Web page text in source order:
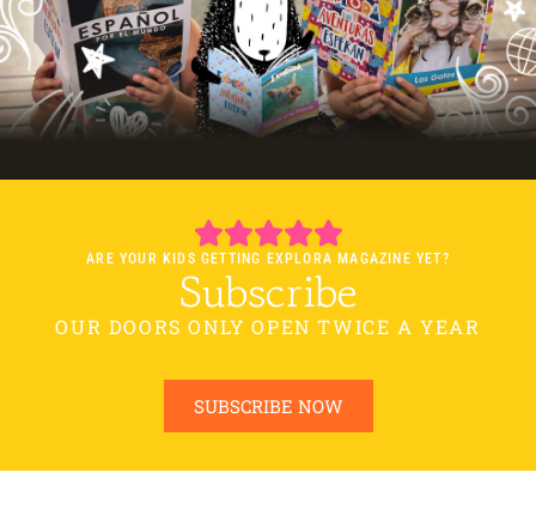
ARE YOUR KIDS GETTING EXPLORA MAGAZINE YET?
Subscribe
OUR DOORS ONLY OPEN TWICE A YEAR
SUBSCRIBE NOW